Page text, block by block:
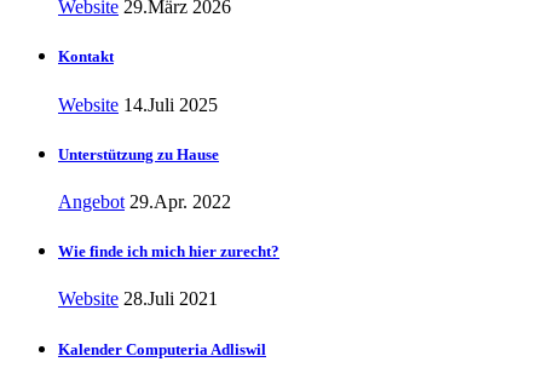
Website 29.März 2026
Kontakt
Website 14.Juli 2025
Unterstützung zu Hause
Angebot 29.Apr. 2022
Wie finde ich mich hier zurecht?
Website 28.Juli 2021
Kalender Computeria Adliswil